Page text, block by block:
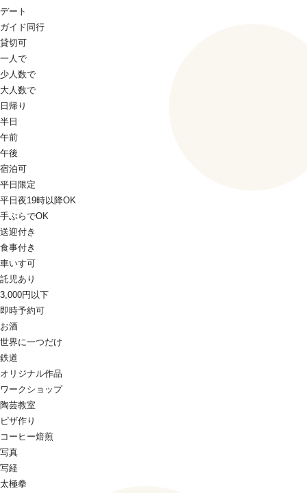
デート
ガイド同行
貸切可
一人で
少人数で
大人数で
日帰り
半日
午前
午後
宿泊可
平日限定
平日夜19時以降OK
手ぶらでOK
送迎付き
食事付き
車いす可
託児あり
3,000円以下
即時予約可
お酒
世界に一つだけ
鉄道
オリジナル作品
ワークショップ
陶芸教室
ピザ作り
コーヒー焙煎
写真
写経
太極拳